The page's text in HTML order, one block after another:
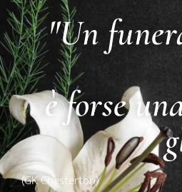
"Un
è forse
(GK Chesterton)